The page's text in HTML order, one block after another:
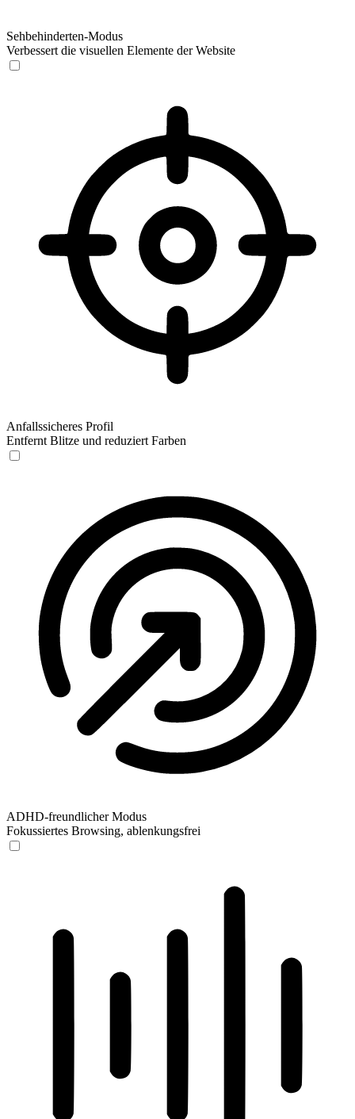
Sehbehinderten-Modus
Verbessert die visuellen Elemente der Website
Anfallssicheres Profil
Entfernt Blitze und reduziert Farben
ADHD-freundlicher Modus
Fokussiertes Browsing, ablenkungsfrei